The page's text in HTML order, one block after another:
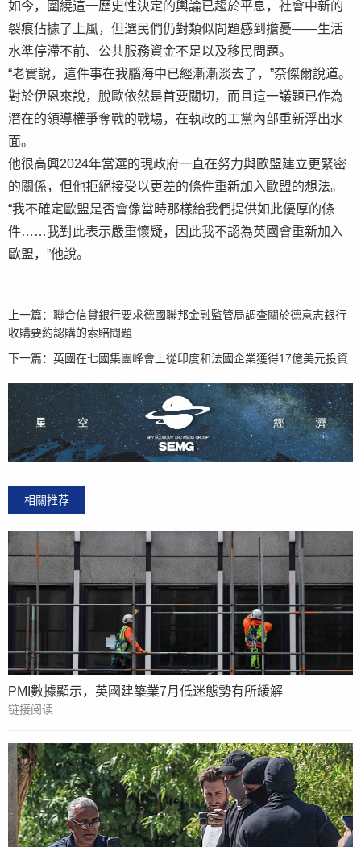
如今，圍繞這一歷史性決定的輿論已趨於平息，社會中新的
裂痕佔據了上風，但選民們仍對類似問題感到擔憂——生活
水準停滯不前、公共服務資金不足以及移民問題。
“老實說，這件事在我腦海中已經漸漸淡去了，”奈傑爾說道。
對於伊恩來說，脫歐依然是首要關切，而且這一議題已作為
潛在的領導權爭奪戰的戰場，在執政的工黨內部重新浮出水
面。
他很高興2024年當選的現政府一直在努力與歐盟建立更緊密
的關係，但他拒絕接受以更差的條件重新加入歐盟的想法。
“我不確定歐盟是否會像當時那樣給我們提供如此優厚的條
件……我對此表示嚴重懷疑，因此我不認為英國會重新加入
歐盟，”他說。
上一篇： 聯合信貸銀行要求德國聯邦金融監管局調查關於德意志銀行
收購要約認購的索賠問題
下一篇： 英國在七國集團峰會上從印度和法國企業獲得17億美元投資
相關推荐
PMI數據顯示，英國建築業7月低迷態勢有所緩解
链接阅读